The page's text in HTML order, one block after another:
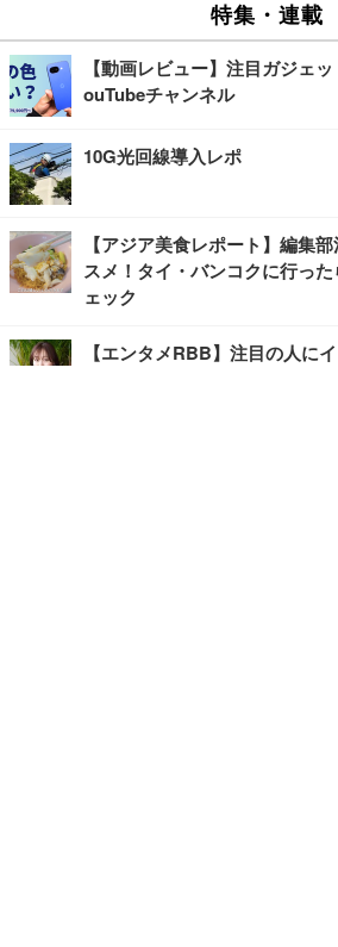
特集・連載
【動画レビュー】注目ガジェ
ouTubeチャンネル
10G光回線導入レポ
【アジア美食レポート】編集
スメ！タイ・バンコクに行っ
ェック
【エンタメRBB】注目の人に